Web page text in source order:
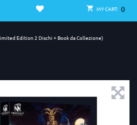
MY CART: 0
Edition 2 Dischi + Book da Collezione)